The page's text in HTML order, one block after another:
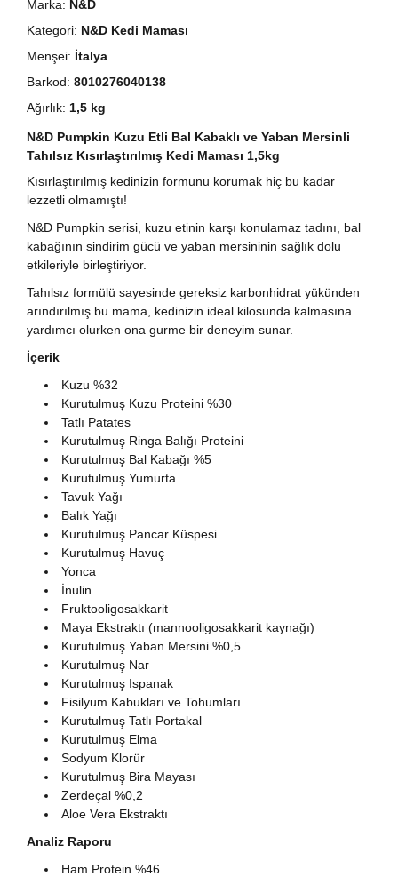
Marka: N&D
Kategori: N&D Kedi Maması
Menşei: İtalya
Barkod: 8010276040138
Ağırlık: 1,5 kg
N&D Pumpkin Kuzu Etli Bal Kabaklı ve Yaban Mersinli
Tahılsız Kısırlaştırılmış Kedi Maması 1,5kg
Kısırlaştırılmış kedinizin formunu korumak hiç bu kadar
lezzetli olmamıştı!
N&D Pumpkin serisi, kuzu etinin karşı konulamaz tadını, bal
kabağının sindirim gücü ve yaban mersininin sağlık dolu
etkileriyle birleştiriyor.
Tahılsız formülü sayesinde gereksiz karbonhidrat yükünden
arındırılmış bu mama, kedinizin ideal kilosunda kalmasına
yardımcı olurken ona gurme bir deneyim sunar.
İçerik
Kuzu %32
Kurutulmuş Kuzu Proteini %30
Tatlı Patates
Kurutulmuş Ringa Balığı Proteini
Kurutulmuş Bal Kabağı %5
Kurutulmuş Yumurta
Tavuk Yağı
Balık Yağı
Kurutulmuş Pancar Küspesi
Kurutulmuş Havuç
Yonca
İnulin
Fruktooligosakkarit
Maya Ekstraktı (mannooligosakkarit kaynağı)
Kurutulmuş Yaban Mersini %0,5
Kurutulmuş Nar
Kurutulmuş Ispanak
Fisilyum Kabukları ve Tohumları
Kurutulmuş Tatlı Portakal
Kurutulmuş Elma
Sodyum Klorür
Kurutulmuş Bira Mayası
Zerdeçal %0,2
Aloe Vera Ekstraktı
Analiz Raporu
Ham Protein %46